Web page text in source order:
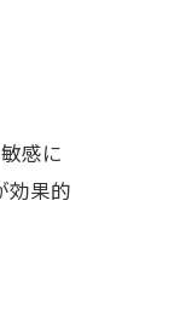
感に
効果的